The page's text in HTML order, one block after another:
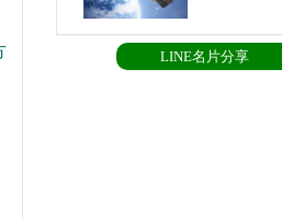
LINE名片分享